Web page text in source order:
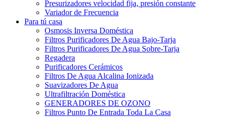
Presurizadores velocidad fija, presión constante
Variador de Frecuencia
Para tú casa
Osmosis Inversa Doméstica
Filtros Purificadores De Agua Bajo-Tarja
Filtros Purificadores De Agua Sobre-Tarja
Regadera
Purificadores Cerámicos
Filtros De Agua Alcalina Ionizada
Suavizadores De Agua
Ultrafiltración Doméstica
GENERADORES DE OZONO
Filtros Punto De Entrada Toda La Casa